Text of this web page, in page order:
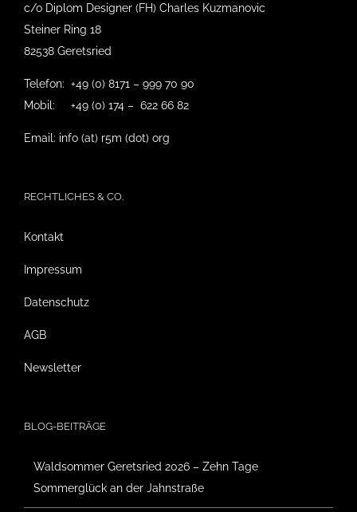
c/o Diplom Designer (FH) Charles Kuzmanovic
Steiner Ring 18
82538 Geretsried
Telefon: +49 (0) 8171 – 999 70 90
Mobil: +49 (0) 174 – 622 66 82
Email: info (at) r5m (dot) org
RECHTLICHES & CO.
Kontakt
Impressum
Datenschutz
AGB
Newsletter
BLOG-BEITRÄGE
Waldsommer Geretsried 2026 – Zehn Tage
Sommerglück an der Jahnstraße